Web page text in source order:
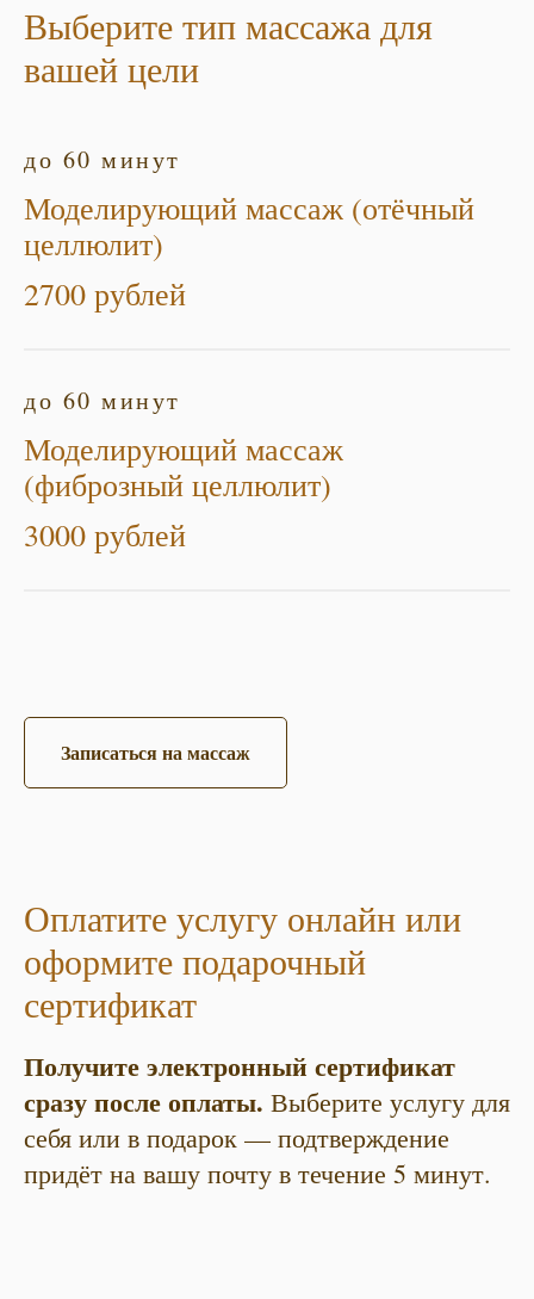
Выберите тип массажа для
вашей цели
до 60 минут
Моделирующий массаж (отёчный
целлюлит)
2700 рублей
до 60 минут
Моделирующий массаж
(фиброзный целлюлит)
3000 рублей
Записаться на массаж
Оплатите услугу онлайн или
оформите подарочный
сертификат
Получите электронный сертификат
сразу после оплаты. Выберите услугу для
себя или в подарок — подтверждение
придёт на вашу почту в течение 5 минут.